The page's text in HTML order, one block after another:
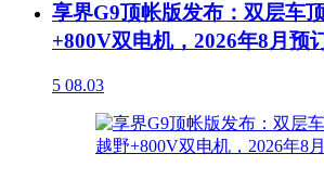
享界G9顶帐版发布：双层车
+800V双电机，2026年8月预
5 08.03